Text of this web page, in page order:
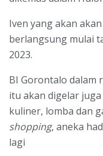
Iven yang akan
berlangsung mulai
2023.
BI Gorontalo dalam
itu akan digelar
kuliner, lomba dan
shopping, aneka
lagi